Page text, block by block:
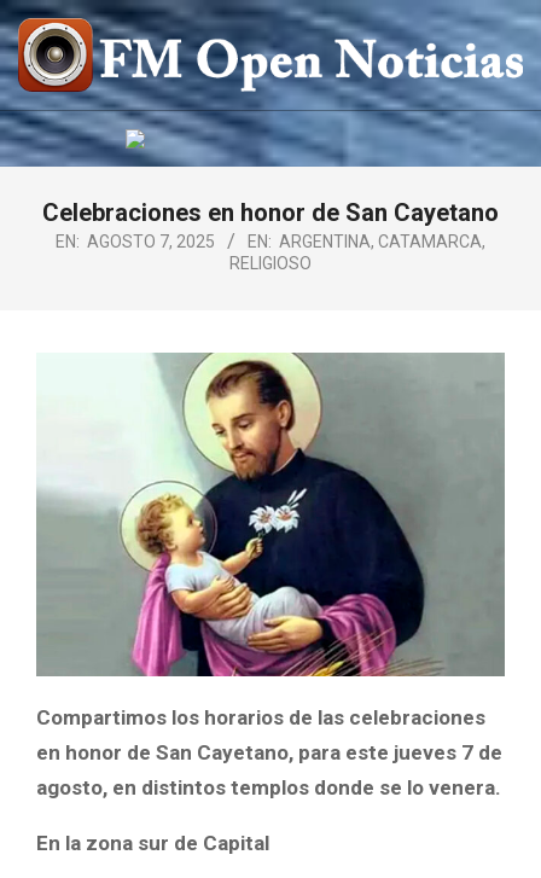
Saltar
al
contenido
FM
OPEN
NOTICIAS
Celebraciones en honor de San Cayetano
EN: AGOSTO 7, 2025 EN: ARGENTINA, CATAMARCA,
RELIGIOSO
Compartimos los horarios de las celebraciones
en honor de San Cayetano, para este jueves 7 de
agosto, en distintos templos donde se lo venera.
En la zona sur de Capital